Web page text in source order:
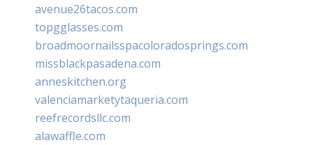
avenue26tacos.com
topgglasses.com
broadmoornailsspacoloradosprings.com
missblackpasadena.com
anneskitchen.org
valenciamarketytaqueria.com
reefrecordsllc.com
alawaffle.com